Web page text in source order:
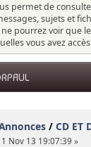
permet de
sujets et
ne pourrez voir que
vous avez
/CD ET
Nov 13 19:07:39 »